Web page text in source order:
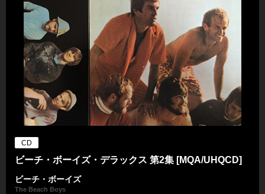
CD
ビーチ・ボーイズ・デラックス 第2集 [MQA/UHQCD]
ビーチ・ボーイズ
The Beach Boys